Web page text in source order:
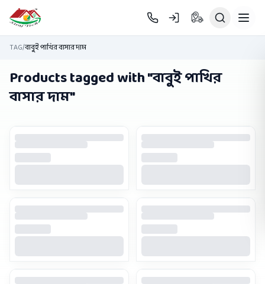
Skip to main content
TAG/বাবুই পাখির বাসার দাম
Products tagged with "বাবুই পাখির
বাসার দাম"